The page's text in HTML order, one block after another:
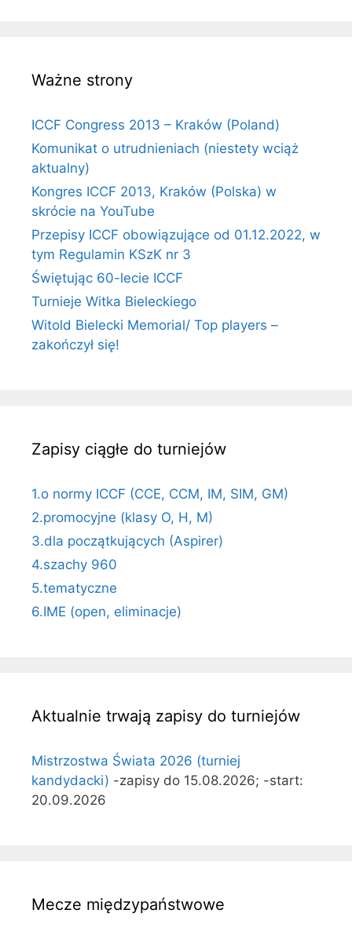
Ważne strony
ICCF Congress 2013 – Kraków (Poland)
Komunikat o utrudnieniach (niestety wciąż
aktualny)
Kongres ICCF 2013, Kraków (Polska) w
skrócie na YouTube
Przepisy ICCF obowiązujące od 01.12.2022, w
tym Regulamin KSzK nr 3
Świętując 60-lecie ICCF
Turnieje Witka Bieleckiego
Witold Bielecki Memorial/ Top players –
zakończył się!
Zapisy ciągłe do turniejów
1.o normy ICCF (CCE, CCM, IM, SIM, GM)
2.promocyjne (klasy O, H, M)
3.dla początkujących (Aspirer)
4.szachy 960
5.tematyczne
6.IME (open, eliminacje)
Aktualnie trwają zapisy do turniejów
Mistrzostwa Świata 2026 (turniej
kandydacki) -zapisy do 15.08.2026; -start:
20.09.2026
Mecze międzypaństwowe